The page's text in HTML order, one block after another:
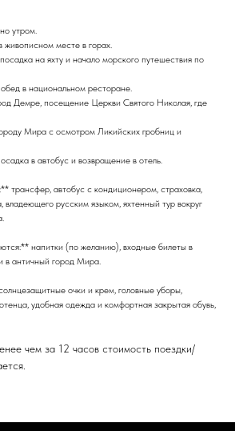
утром.
живописном месте в горах.
на яхту и начало морского путешествия по
в национальном ресторане.
Демре, посещение Церкви Святого Николая, где
Мира с осмотром Ликийских гробниц и
в автобус и возвращение в отель.
трансфер, автобус с кондиционером, страховка,
владеющего русским языком, яхтенный тур вокруг
напитки (по желанию), входные билеты в
в античный город Мира.
очки и крем, головные уборы,
удобная одежда и комфортная закрытая обувь,
чем за 12 часов стоимость поездки/